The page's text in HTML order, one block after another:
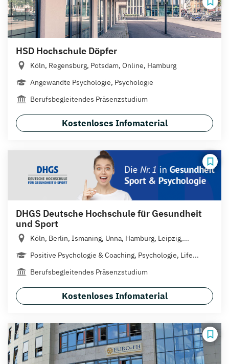
HSD Hochschule Döpfer
Köln, Regensburg, Potsdam, Online, Hamburg
Angewandte Psychologie, Psychologie
Berufsbegleitendes Präsenzstudium
Kostenloses Infomaterial
DHGS Deutsche Hochschule für Gesundheit
und Sport
Köln, Berlin, Ismaning, Unna, Hamburg, Leipzig,...
Positive Psychologie & Coaching, Psychologie, Life...
Berufsbegleitendes Präsenzstudium
Kostenloses Infomaterial